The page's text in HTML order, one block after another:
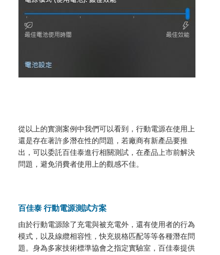
從以上的實測案例中我們可以看到，行動電源在使用上
還是存在著許多潛在性的問題，若廠商有新產品要推
出，可以委託百佳泰進行相關測試，在產品上市前解決
問題，避免消費者使用上的觀感不佳。
百佳泰 行動電源測試方案
由於行動電源除了充電與被充電外，還有使用者的行為
模式，以及線纜相容性，快充規格匹配等等各種潛在問
題。身為多家技術標準協會之指定實驗室，百佳泰提供